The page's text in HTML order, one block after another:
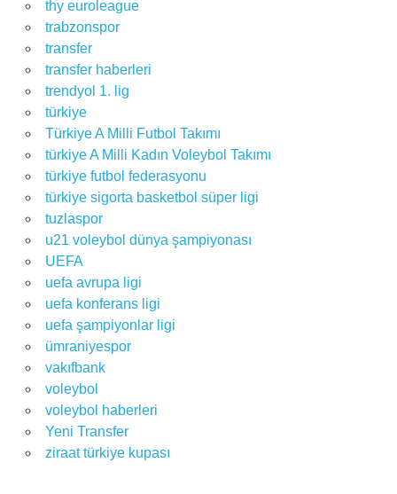
thy euroleague
trabzonspor
transfer
transfer haberleri
trendyol 1. lig
türkiye
Türkiye A Milli Futbol Takımı
türkiye A Milli Kadın Voleybol Takımı
türkiye futbol federasyonu
türkiye sigorta basketbol süper ligi
tuzlaspor
u21 voleybol dünya şampiyonası
UEFA
uefa avrupa ligi
uefa konferans ligi
uefa şampiyonlar ligi
ümraniyespor
vakıfbank
voleybol
voleybol haberleri
Yeni Transfer
ziraat türkiye kupası